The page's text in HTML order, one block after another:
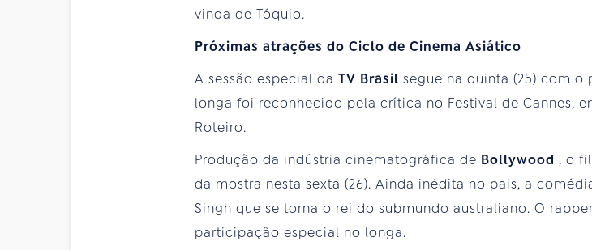
vinda de Tóquio.
Próximas atrações do Ciclo de Cinema Asiático
A sessão especial da TV Brasil segue na quinta (25) com
longa foi reconhecido pela crítica no Festival de Cannes,
Roteiro.
Produção da indústria cinematográfica de Bollywood , o
da mostra nesta sexta (26). Ainda inédita no pais, a
Singh que se torna o rei do submundo australiano. O
participação especial no longa.